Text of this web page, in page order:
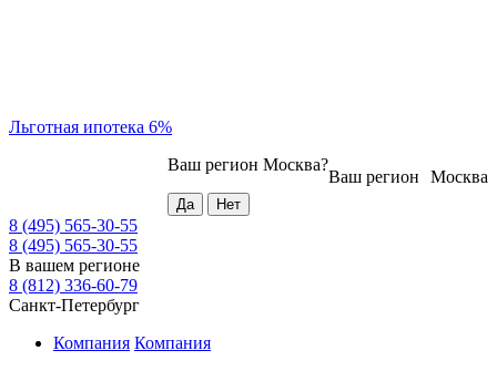
Льготная ипотека 6%
Москва
Ваш регион
Ваш регион Москва?
8 (495) 565-30-55
8 (495) 565-30-55
В вашем регионе
8 (812) 336-60-79
Санкт-Петербург
Компания Компания